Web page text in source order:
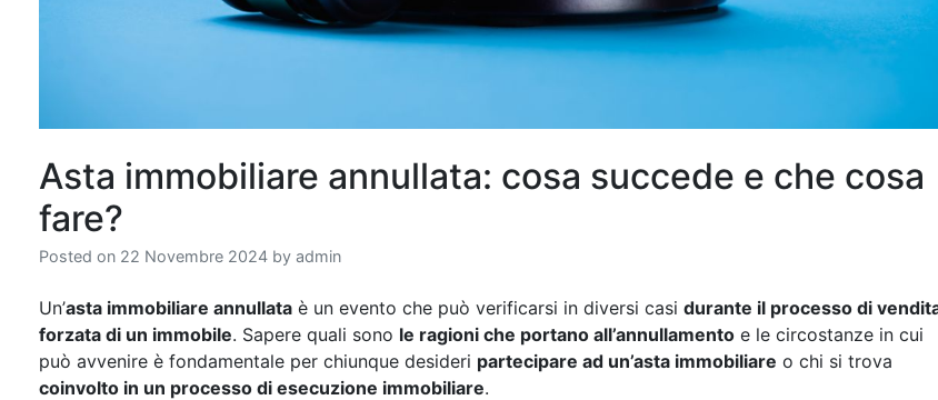
Asta immobiliare annullata: cosa succede e che cosa
fare?
Posted on 22 Novembre 2024 by admin
Un’asta immobiliare annullata è un evento che può verificarsi in diversi casi durante il processo di
forzata di un immobile. Sapere quali sono le ragioni che portano all’annullamento e le circostanze in cui
può avvenire è fondamentale per chiunque desideri partecipare ad un’asta immobiliare o chi si trova
coinvolto in un processo di esecuzione immobiliare.